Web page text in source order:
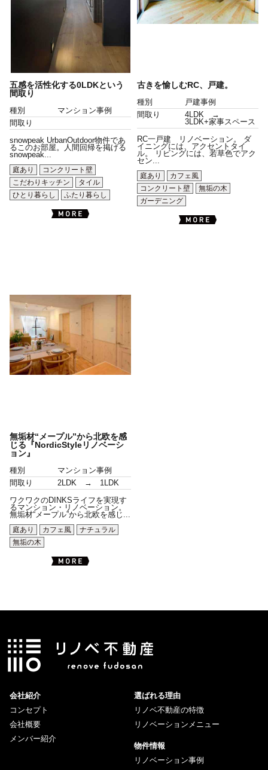
五感を活性化する0LDKという
間取り
種別
マンション事例
間取り
snowpeak UrbanOutdoor物件であ
るこのお部屋。人間回帰を掲げる
snowpeak...
庭あり
コンクリート壁
こだわりキッチン
タイル
ひとり暮らし
ふたり暮らし
古きを愉しむRC、戸建。
種別
戸建事例
間取り
4LDK →
3LDK+家事スペース
RC一戸建 リノベーション。 ダ
イニングには、アクセントタイ
ル。 リビングには、若草色でアク
セン...
庭あり
カフェ風
コンクリート壁
無垢の木
ガーデニング
無垢材“メープル”から北欧を感
じる『NordicStyleリノベーシ
ョン』
種別
マンション事例
間取り
2LDK → 1LDK
ワクワクのDINKSライフを実現す
るマンション・リノベーション。
無垢材“メープル”から北欧を感じ...
庭あり
カフェ風
ナチュラル
無垢の木
会社紹介
コンセプト
会社概要
メンバー紹介
選ばれる理由
リノベ不動産の特徴
リノベーションメニュー
物件情報
リノベーション事例